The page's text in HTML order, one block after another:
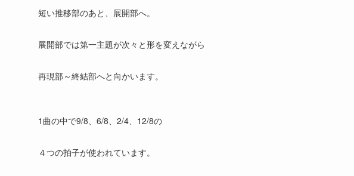
短い推移部のあと、展開部へ。
展開部では第一主題が次々と形を変えながら
再現部～終結部へと向かいます。
1曲の中で9/8、6/8、2/4、12/8の
４つの拍子が使われています。